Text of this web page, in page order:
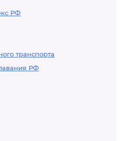
РФ
транспорта
РФ